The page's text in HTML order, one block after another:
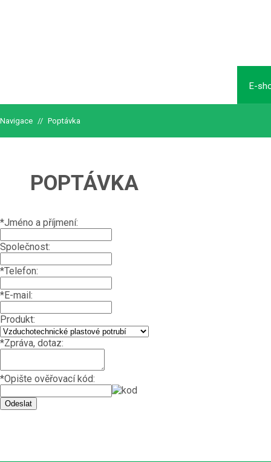
E-
Navigace // Poptávka
POPTÁVKA
*Jméno a příjmení:
Společnost:
*Telefon:
*E-mail:
Produkt:
*Zpráva, dotaz:
*Opište ověřovací kód: